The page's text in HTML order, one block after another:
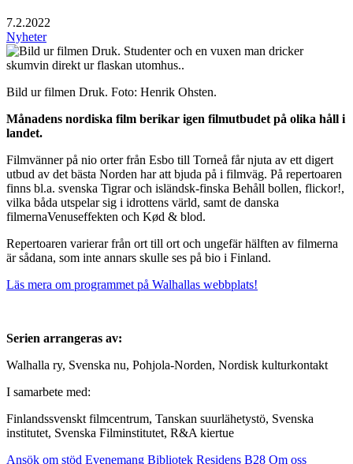
7.2.2022
Nyheter
Bild ur filmen Druk. Foto: Henrik Ohsten.
Månadens nordiska film berikar igen filmutbudet på olika håll i
landet.
Filmvänner på nio orter från Esbo till Torneå får njuta av ett digert
utbud av det bästa Norden har att bjuda på i filmväg. På repertoaren
finns bl.a. svenska Tigrar och isländsk-finska Behåll bollen, flickor!,
vilka båda utspelar sig i idrottens värld, samt de danska
filmernaVenuseffekten och Kød & blod.
Repertoaren varierar från ort till ort och ungefär hälften av filmerna
är sådana, som inte annars skulle ses på bio i Finland.
Läs mera om programmet på Walhallas webbplats!
Serien arrangeras av:
Walhalla ry, Svenska nu, Pohjola-Norden, Nordisk kulturkontakt
I samarbete med:
Finlandssvenskt filmcentrum, Tanskan suurlähetystö, Svenska
institutet, Svenska Filminstitutet, R&A kiertue
Ansök om stöd Evenemang Bibliotek Residens B28 Om oss